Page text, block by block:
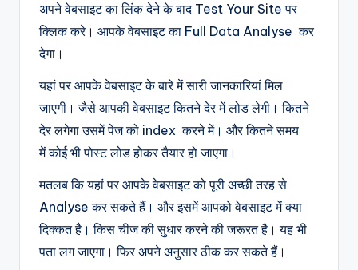
अपने वेबसाइट का लिंक देने के बाद Test Your Site पर
क्लिक करे। आपके वेबसाइट का Full Data Analyse कर
देगा।
यहां पर आपके वेबसाइट के बारे में सारी जानकारियां मिल
जाएगी। जैसे आपकी वेबसाइट कितने देर में लोड लेगी। कितने
देर लगेगा उसमें पेज को index करने में। और कितने समय
में कोई भी पोस्ट लोड होकर तैयार हो जाएगा।
मतलब कि यहां पर आपके वेबसाइट को पूरी अच्छी तरह से
Analyse कर सकते हैं। और इसमें आपको वेबसाइट में क्या
दिक्कत है। किस चीज की सुधार करने की जरूरत है। यह भी
पता लग जाएगा। फिर अपने अनुसार ठीक कर सकते हैं।